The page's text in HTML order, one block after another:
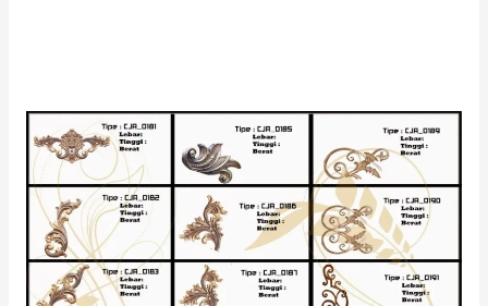
Ukuran
Ornamen
dan
Aksesoris
Besi
Tempa